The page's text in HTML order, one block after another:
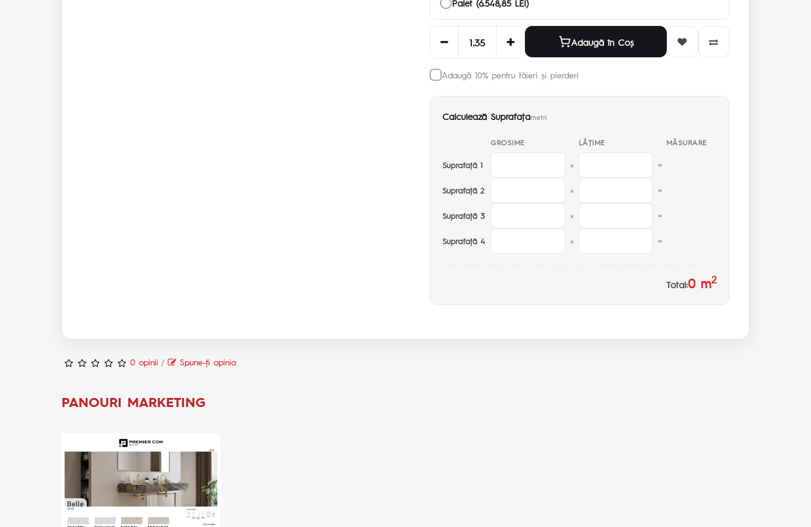
Palet (6.548,85 LEI)
Adaugă în Coş
Adaugă 10% pentru tăieri și pierderi
Calculează Suprafaţametri
GROSIME LĂŢIME MĂSURARE
Suprafaţă 1 × =
Suprafaţă 2 × =
Suprafaţă 3 × =
Suprafaţă 4 × =
Total:0m2
0 opinii / Spune-ţi opinia
PANOURI MARKETING